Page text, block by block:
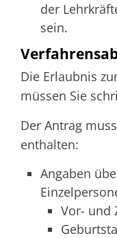
der
sein.
Die Erlaubnis
müssen Sie
Der Antrag
enthalten:
Angaben
Vor- und